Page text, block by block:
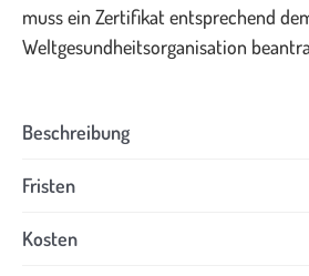
muss ein Zertifikat entsprechend
Weltgesundheitsorganisation
Beschreibung
Fristen
Kosten